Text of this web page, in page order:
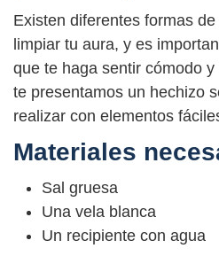
Existen diferentes formas
limpiar tu aura, y es
que te haga sentir cómodo
te presentamos un hechizo
realizar con elementos
Materiales
Sal gruesa
Una vela blanca
Un recipiente con agua